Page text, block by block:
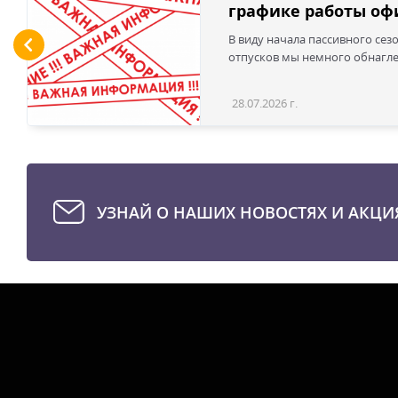
графике работы
В виду начала пассивного
отпусков мы немного
28.07.2026 г.
УЗНАЙ О НАШИХ НОВОСТЯХ И